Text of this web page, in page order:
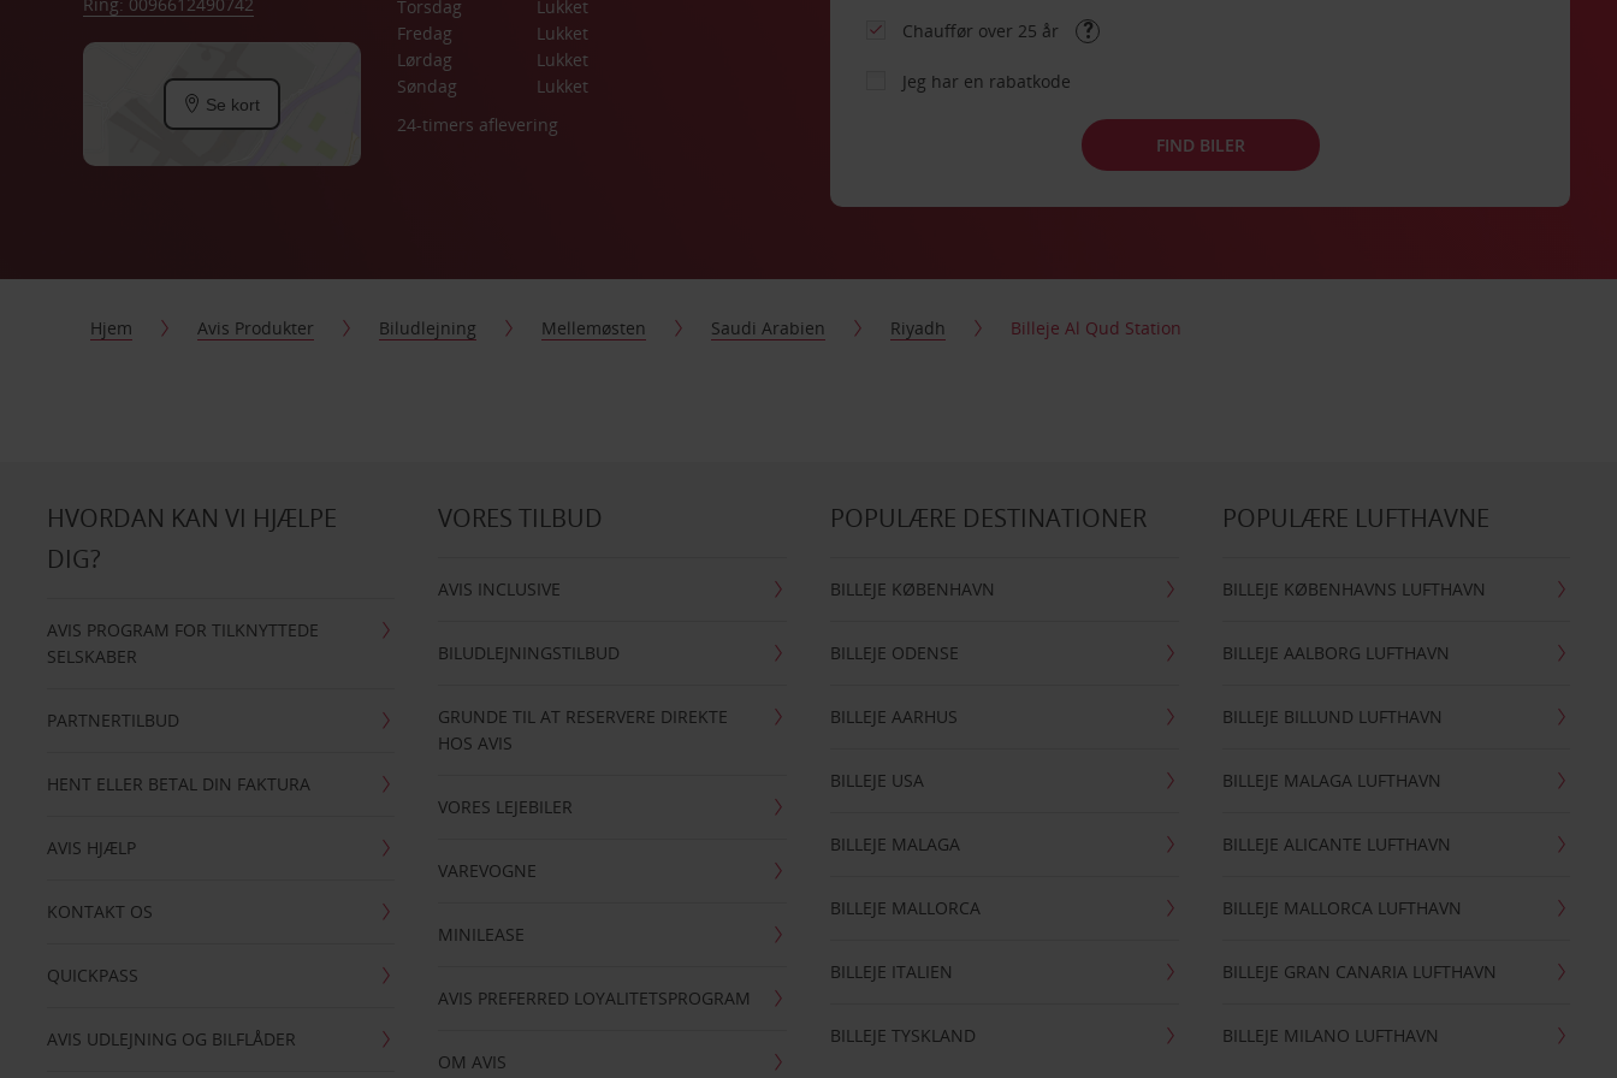
Se kort
Torsdag
Lukket
Fredag
Lukket
Lørdag
Lukket
Søndag
Lukket
24-timers aflevering
Chauffør over 25 år
Jeg har en rabatkode
FIND BILER
Hjem Avis Produkter Biludlejning Mellemøsten Saudi Arabien Riyadh Billeje Al Qud Station
HVORDAN KAN VI HJÆLPE
DIG?
AVIS PROGRAM FOR TILKNYTTEDE
SELSKABER
PARTNERTILBUD
HENT ELLER BETAL DIN FAKTURA
AVIS HJÆLP
KONTAKT OS
QUICKPASS
AVIS UDLEJNING OG BILFLÅDER
VORES TILBUD
AVIS INCLUSIVE
BILUDLEJNINGSTILBUD
GRUNDE TIL AT RESERVERE DIREKTE
HOS AVIS
VORES LEJEBILER
VAREVOGNE
MINILEASE
AVIS PREFERRED LOYALITETSPROGRAM
OM AVIS
POPULÆRE DESTINATIONER
BILLEJE KØBENHAVN
BILLEJE ODENSE
BILLEJE AARHUS
BILLEJE USA
BILLEJE MALAGA
BILLEJE MALLORCA
BILLEJE ITALIEN
BILLEJE TYSKLAND
POPULÆRE LUFTHAVNE
BILLEJE KØBENHAVNS LUFTHAVN
BILLEJE AALBORG LUFTHAVN
BILLEJE BILLUND LUFTHAVN
BILLEJE MALAGA LUFTHAVN
BILLEJE ALICANTE LUFTHAVN
BILLEJE MALLORCA LUFTHAVN
BILLEJE GRAN CANARIA LUFTHAVN
BILLEJE MILANO LUFTHAVN